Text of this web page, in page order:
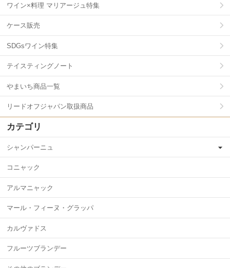
ワイン×料理 マリアージュ特集
ケース販売
SDGsワイン特集
テイスティングノート
やまいち商品一覧
リードオフジャパン取扱商品
カテゴリ
シャンパーニュ
コニャック
アルマニャック
マール・フィーヌ・グラッパ
カルヴァドス
フルーツブランデー